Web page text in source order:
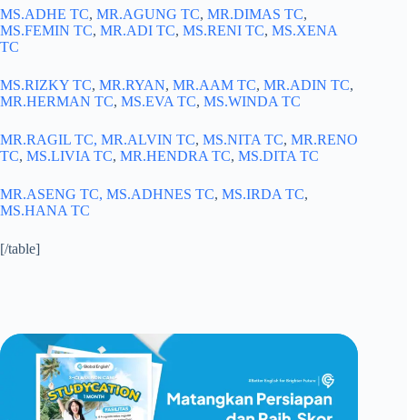
MS.ADHE TC, MR.AGUNG TC, MR.DIMAS TC,
MS.FEMIN TC, MR.ADI TC, MS.RENI TC, MS.XENA
TC
MS.RIZKY TC, MR.RYAN, MR.AAM TC, MR.ADIN TC,
MR.HERMAN TC, MS.EVA TC, MS.WINDA TC
MR.RAGIL TC, MR.ALVIN TC, MS.NITA TC, MR.RENO
TC, MS.LIVIA TC, MR.HENDRA TC, MS.DITA TC
MR.ASENG TC, MS.ADHNES TC, MS.IRDA TC,
MS.HANA TC
[/table]